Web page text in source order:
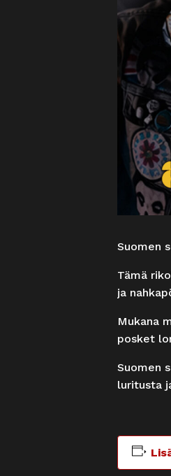
Suomen
Tämä
ja
Mukana
posket
Suomen
luritusta